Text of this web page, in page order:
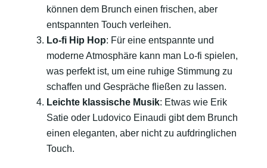
können dem Brunch einen frischen, aber
entspannten Touch verleihen.
Lo-fi Hip Hop: Für eine entspannte und
moderne Atmosphäre kann man Lo-fi spielen,
was perfekt ist, um eine ruhige Stimmung zu
schaffen und Gespräche fließen zu lassen.
Leichte klassische Musik: Etwas wie Erik
Satie oder Ludovico Einaudi gibt dem Brunch
einen eleganten, aber nicht zu aufdringlichen
Touch.